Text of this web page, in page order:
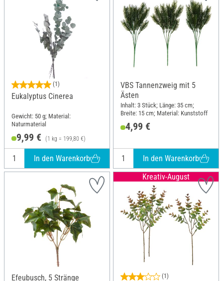
(1)
Eukalyptus Cinerea
Gewicht: 50 g; Material:
Naturmaterial
9,99 € (1 kg = 199,80 €)
In den Warenkorb
VBS Tannenzweig mit 5
Ästen
Inhalt: 3 Stück; Länge: 35 cm;
Breite: 15 cm; Material: Kunststoff
4,99 €
In den Warenkorb
Efeubusch, 5 Stränge
Kreativ-August
(1)